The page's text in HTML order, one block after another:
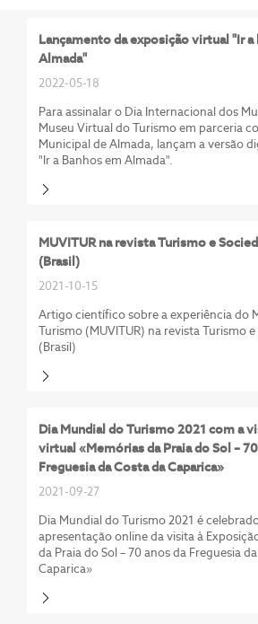
Lançamento da exposição virtual "Ir a
Almada"
2022-05-18
Para assinalar o Dia Internacional dos
Museu Virtual do Turismo em parceria
Municipal de Almada, lançam a versão
"Ir a Banhos em Almada".
MUVITUR na revista Turismo e
(Brasil)
2021-10-15
Artigo científico sobre a experiência do
Turismo (MUVITUR) na revista Turismo e
(Brasil)
Dia Mundial do Turismo 2021 com a
virtual «Memórias da Praia do Sol –
Freguesia da Costa da Caparica»
2021-09-27
Dia Mundial do Turismo 2021 é
apresentação online da visita à
da Praia do Sol – 70 anos da Freguesia
Caparica»